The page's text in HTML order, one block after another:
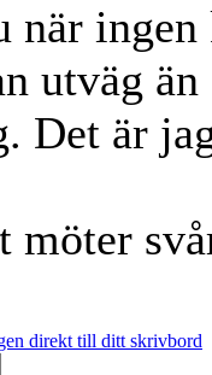
när ingen
utväg
Det är
möter